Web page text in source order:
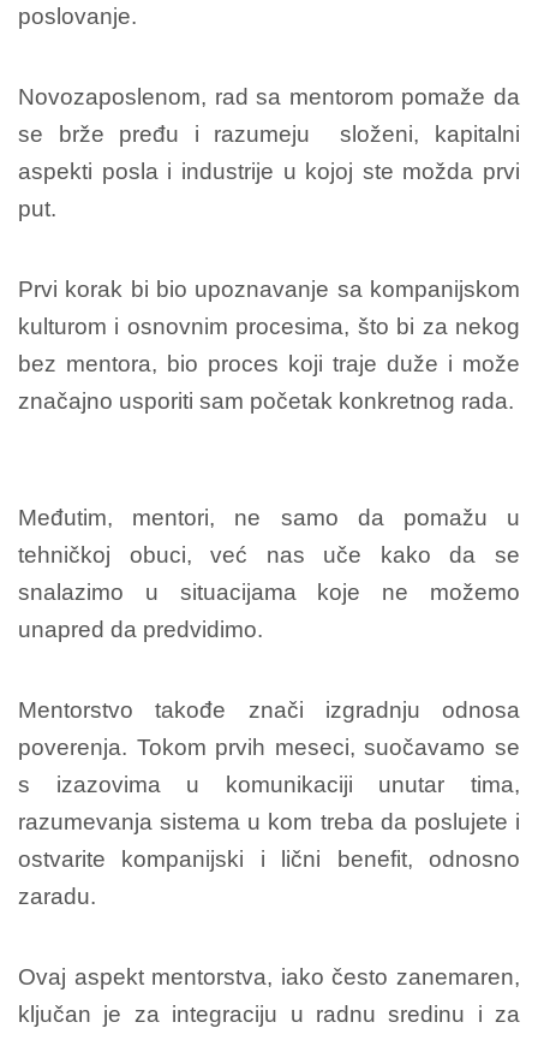
poslovanje.
Novozaposlenom, rad sa mentorom pomaže da
se brže pređu i razumeju složeni, kapitalni
aspekti posla i industrije u kojoj ste možda prvi
put.
Prvi korak bi bio upoznavanje sa kompanijskom
kulturom i osnovnim procesima, što bi za nekog
bez mentora, bio proces koji traje duže i može
značajno usporiti sam početak konkretnog rada.
Međutim, mentori, ne samo da pomažu u
tehničkoj obuci, već nas uče kako da se
snalazimo u situacijama koje ne možemo
unapred da predvidimo.
Mentorstvo takođe znači izgradnju odnosa
poverenja. Tokom prvih meseci, suočavamo se
s izazovima u komunikaciji unutar tima,
razumevanja sistema u kom treba da poslujete i
ostvarite kompanijski i lični benefit, odnosno
zaradu.
Ovaj aspekt mentorstva, iako često zanemaren,
ključan je za integraciju u radnu sredinu i za